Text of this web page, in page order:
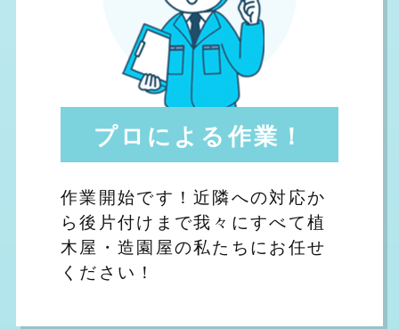
プロによる作業！
作業開始です！近隣への対応か
ら後片付けまで我々にすべて植
木屋・造園屋の私たちにお任せ
ください！